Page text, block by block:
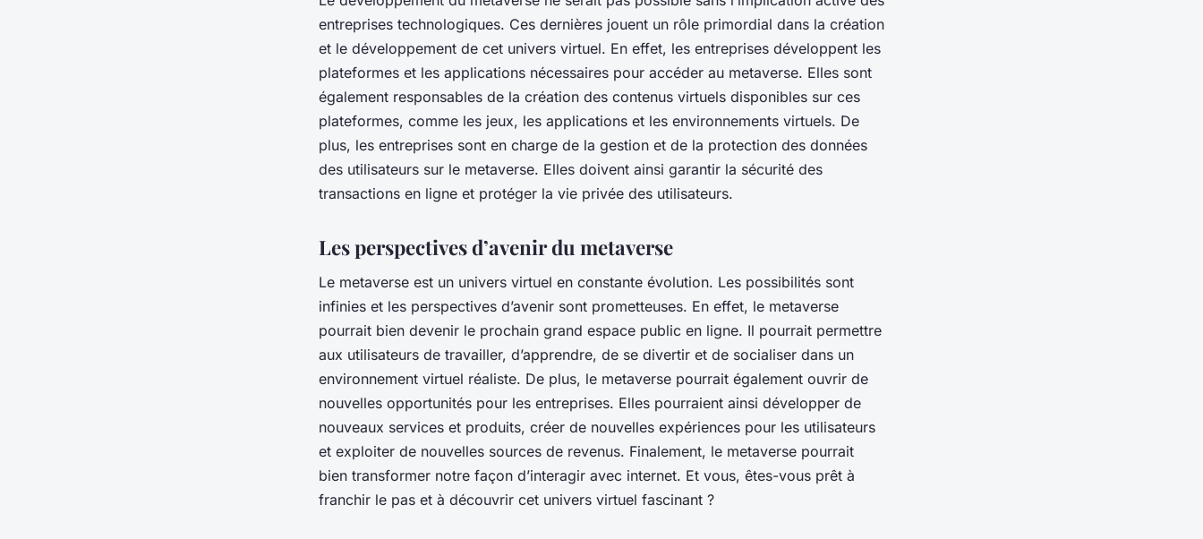
entreprises technologiques. Ces dernières jouent un rôle primordial dans la création
et le développement de cet univers virtuel. En effet, les entreprises développent les
plateformes et les applications nécessaires pour accéder au metaverse. Elles sont
également responsables de la création des contenus virtuels disponibles sur ces
plateformes, comme les jeux, les applications et les environnements virtuels. De
plus, les entreprises sont en charge de la gestion et de la protection des données
des utilisateurs sur le metaverse. Elles doivent ainsi garantir la sécurité des
transactions en ligne et protéger la vie privée des utilisateurs.
Les perspectives d’avenir du metaverse
Le metaverse est un univers virtuel en constante évolution. Les possibilités sont
infinies et les perspectives d’avenir sont prometteuses. En effet, le metaverse
pourrait bien devenir le prochain grand espace public en ligne. Il pourrait permettre
aux utilisateurs de travailler, d’apprendre, de se divertir et de socialiser dans un
environnement virtuel réaliste. De plus, le metaverse pourrait également ouvrir de
nouvelles opportunités pour les entreprises. Elles pourraient ainsi développer de
nouveaux services et produits, créer de nouvelles expériences pour les utilisateurs
et exploiter de nouvelles sources de revenus. Finalement, le metaverse pourrait
bien transformer notre façon d’interagir avec internet. Et vous, êtes-vous prêt à
franchir le pas et à découvrir cet univers virtuel fascinant ?